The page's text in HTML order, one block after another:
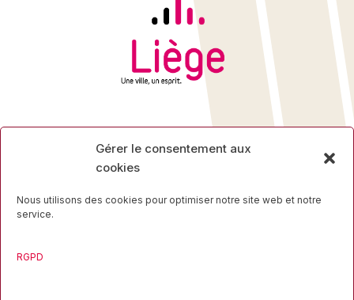
Gérer le consentement aux
cookies
Nous utilisons des cookies pour optimiser notre site web et notre
service.
RGPD
Rue des Mineurs, 17
4000 Liège
04 223 16 34